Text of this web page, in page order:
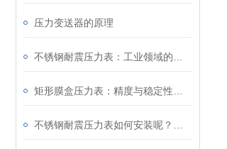
压力变送器的原理